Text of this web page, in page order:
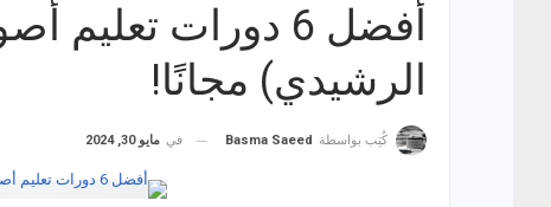
أفضل 6 دورات
الرشيدي) مجانًا!
كُتِب بواسطة Basma Saeed في مايو 30, 2024